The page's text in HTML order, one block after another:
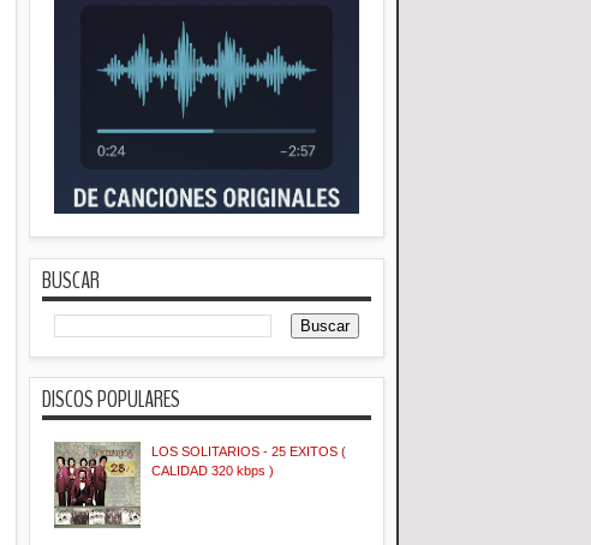
BUSCAR
DISCOS POPULARES
LOS SOLITARIOS - 25 EXITOS (
CALIDAD 320 kbps )